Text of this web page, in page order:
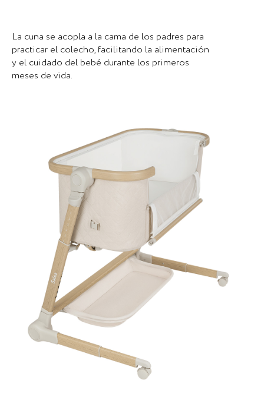
La cuna se acopla a la cama de los padres para
practicar el colecho, facilitando la alimentación
y el cuidado del bebé durante los primeros
meses de vida.